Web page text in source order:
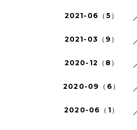
2021-06（5）
2021-03（9）
2020-12（8）
2020-09（6）
2020-06（1）